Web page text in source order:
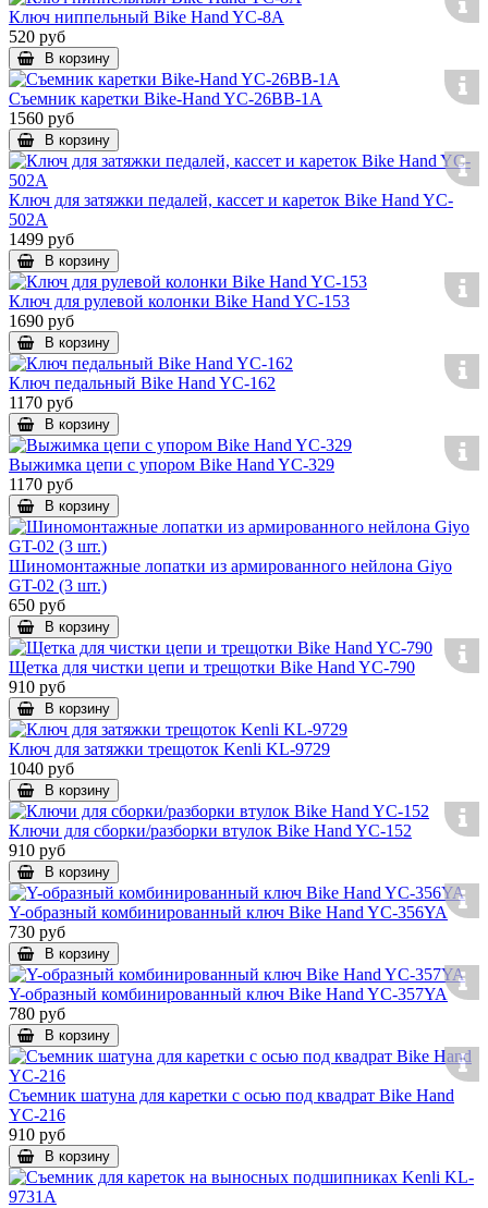
Ключ ниппельный Bike Hand YC-8A
520 руб
В корзину
Съемник каретки Bike-Hand YС-26BB-1A
1560 руб
В корзину
Ключ для затяжки педалей, кассет и кареток Bike Hand YC-
502A
1499 руб
В корзину
Ключ для рулевой колонки Bike Hand YC-153
1690 руб
В корзину
Ключ педальный Bike Hand YC-162
1170 руб
В корзину
Выжимка цепи с упором Bike Hand YC-329
1170 руб
В корзину
Шиномонтажные лопатки из армированного нейлона Giyo
GT-02 (3 шт.)
650 руб
В корзину
Щетка для чистки цепи и трещотки Bike Hand YC-790
910 руб
В корзину
Ключ для затяжки трещоток Kenli KL-9729
1040 руб
В корзину
Ключи для сборки/разборки втулок Bike Hand YC-152
910 руб
В корзину
Y-образный комбинированный ключ Bike Hand YC-356YA
730 руб
В корзину
Y-образный комбинированный ключ Bike Hand YC-357YA
780 руб
В корзину
Съемник шатуна для каретки с осью под квадрат Bike Hand
YС-216
910 руб
В корзину